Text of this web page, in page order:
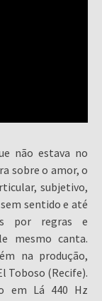
não estava no
sobre o amor, o
subjetivo,
sentido e até
por regras e
mesmo canta.
na produção,
Toboso (Recife).
em Lá 440 Hz